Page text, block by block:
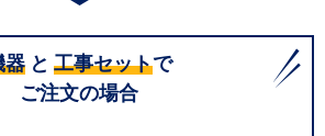
器 と 工事セットで
ご注文の場合